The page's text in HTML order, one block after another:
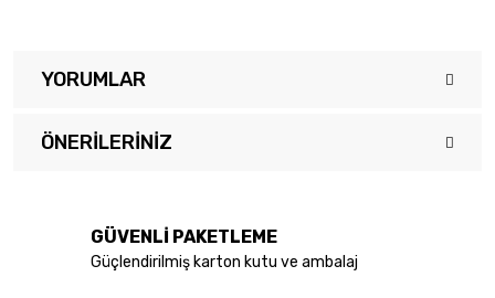
YORUMLAR
Bu ürüne ilk yorumu siz yapın!
ÖNERILERINIZ
tarafımıza iletebilirsiniz.
Görüş ve önerileriniz için teşekkür ederiz.
GÜVENLİ PAKETLEME
Güçlendirilmiş karton kutu ve ambalaj